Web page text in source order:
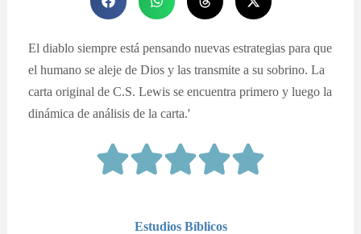
El diablo siempre está pensando nuevas estrategias para que
el humano se aleje de Dios y las transmite a su sobrino. La
carta original de C.S. Lewis se encuentra primero y luego la
dinámica de análisis de la carta.'
Estudios Bíblicos